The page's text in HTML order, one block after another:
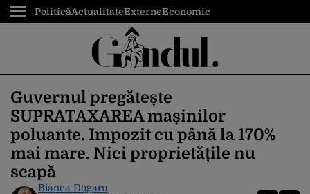
PoliticăActualitateExterneEconomic
Guvernul pregătește
SUPRATAXAREA mașinilor
poluante. Impozit cu până la 170%
mai mare. Nici proprietățile nu
scapă
Bianca Dogaru